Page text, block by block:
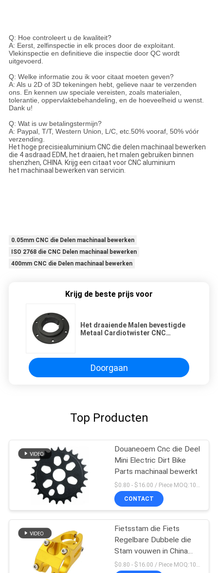
Q: Hoe controleert u de kwaliteit?
A: Eerst, zelfinspectie in elk proces door de exploitant.
Vlekinspectie en definitieve die inspectie door QC wordt
uitgevoerd.
Q: Welke informatie zou ik voor citaat moeten geven?
A: Als u 2D of 3D tekeningen hebt, gelieve naar te verzenden
ons. En kennen uw speciale vereisten, zoals materialen,
tolerantie, oppervlaktebehandeling, en de hoeveelheid u wenst.
Dank u!
Q: Wat is uw betalingstermijn?
A: Paypal, T/T, Western Union, L/C, etc.50% vooraf, 50% vóór
verzending.
Het hoge precisiealuminium CNC die delen machinaal bewerken
die 4 asdraad EDM, het draaien, het malen gebruiken binnen
shenzhen, CHINA. Krijg een citaat voor CNC aluminium
het machinaal bewerken van servicin.
0.05mm CNC die Delen machinaal bewerken
ISO 2768 die CNC Delen machinaal bewerken
400mm CNC die Delen machinaal bewerken
Krijg de beste prijs voor
Het draaiende Malen bevestigde
Metaal Cardiotwister CNC
delen
Doorgaan
Top Producten
Douaneoem Cnc die Deel
Mini Electric Dirt Bike
Parts machinaal bewerkt
CONTACT
Fietsstam die Fiets
Regelbare Dubbele die
Stam vouwen in China
wordt gemaakt